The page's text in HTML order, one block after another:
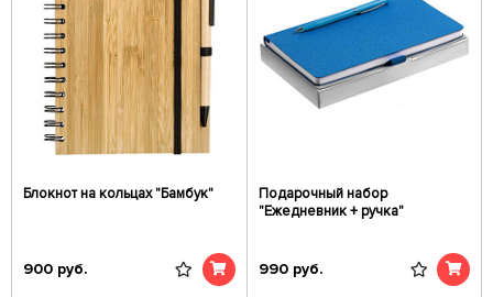
Блокнот на кольцах "Бамбук"
900 руб.
Подарочный набор
"Ежедневник + ручка"
990 руб.